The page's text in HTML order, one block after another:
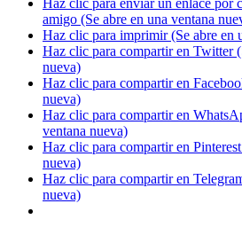
Haz clic para enviar un enlace por
amigo (Se abre en una ventana
Haz clic para imprimir (Se abre en
Haz clic para compartir en Twitter
nueva)
Haz clic para compartir en
nueva)
Haz clic para compartir en
ventana nueva)
Haz clic para compartir en
nueva)
Haz clic para compartir en
nueva)